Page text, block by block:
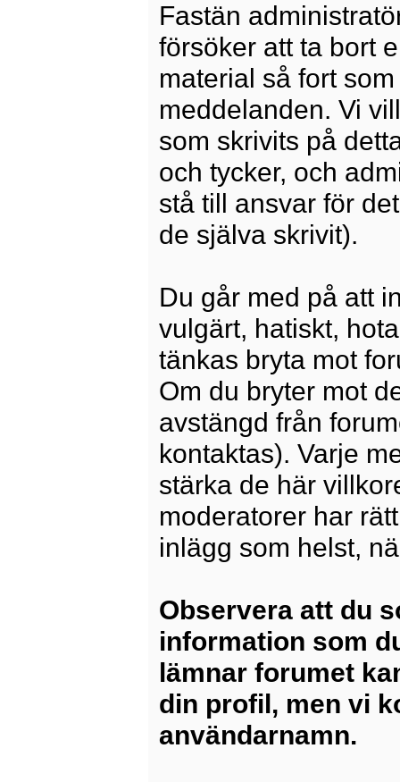
Fastän
försöker att ta bort
material så fort
meddelanden. Vi
som skrivits på
och tycker, och
stå till ansvar för
de själva skrivit).
Du går med på att
vulgärt, hatiskt,
tänkas bryta mot
Om du bryter mot
avstängd från
kontaktas). Varje
stärka de här
moderatorer har
inlägg som helst,
Observera att du
information som
lämnar forumet
din profil, men vi
användarnamn.